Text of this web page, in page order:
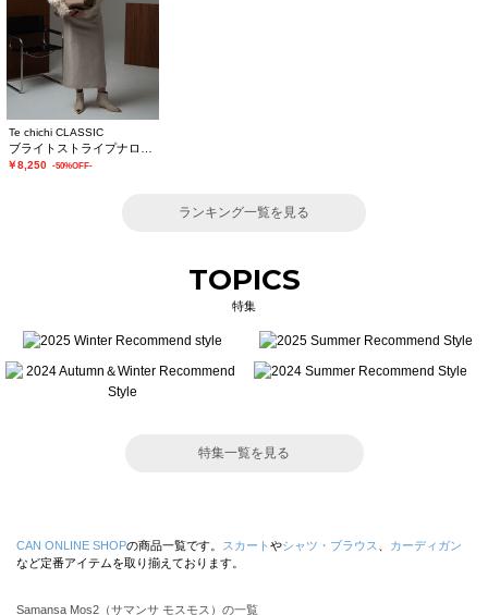
Te chichi CLASSIC
￥8,250 -50%OFF-
ランキング一覧を見る
TOPICS
特集
特集一覧を見る
CAN ONLINE SHOPの商品一覧です。 スカート やシャツ・ブラウス
カーディガン
など定番アイテムを取り揃えております。
Samansa Mos2（サマンサ モスモス）の一覧